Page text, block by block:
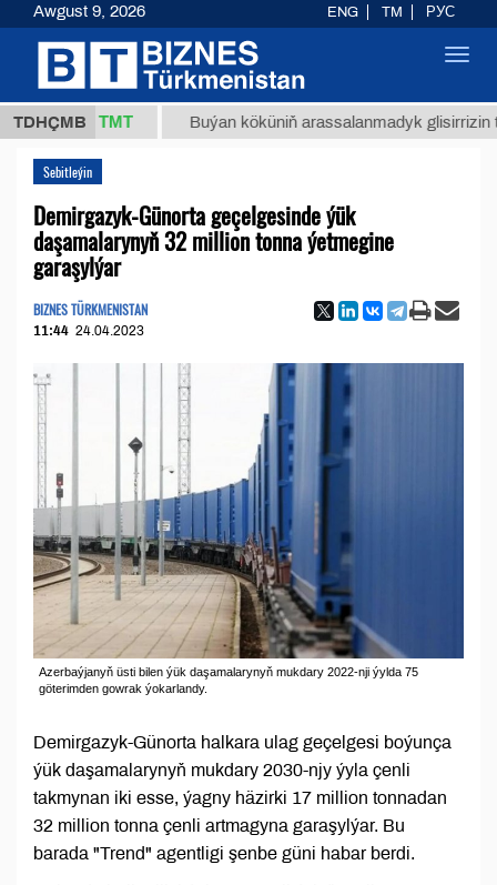
TDHÇMB
37,8 ТМТ Buýan köküniň arassalanmadyk glisirrizin
Sebitleýin
Demirgazyk-Günorta geçelgesinde ýük
daşamalarynyň 32 million tonna ýetmegine
garaşylýar
BIZNES TÜRKMENISTAN
11:44 24.04.2023
Azerbaýjanyň üsti bilen ýük daşamalarynyň mukdary 2022-nji ýylda 75
göterimden gowrak ýokarlandy.
Demirgazyk-Günorta halkara ulag geçelgesi boýunça
ýük daşamalarynyň mukdary 2030-njy ýyla çenli
takmynan iki esse, ýagny häzirki 17 million tonnadan
32 million tonna çenli artmagyna garaşylýar. Bu
barada "Trend" agentligi şenbe güni habar berdi.
Awgust 9, 2026 ENG TM РУС